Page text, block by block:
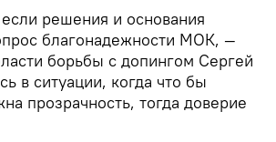
решения и основания
благонадежности МОК, —
борьбы с допингом Сергей
в ситуации, когда что бы
прозрачность, тогда доверие